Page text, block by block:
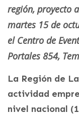
región, proyecto
martes 15 de
el Centro de
Portales 854,
La Región de
actividad
nivel nacional